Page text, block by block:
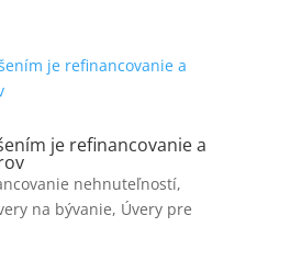
je refinancovanie a
nehnuteľností,
na bývanie, Úvery pre